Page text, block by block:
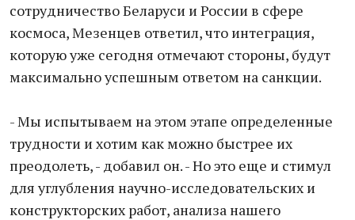
сотрудничество Беларуси и России в сфере
космоса, Мезенцев ответил, что интеграция,
которую уже сегодня отмечают стороны, будут
максимально успешным ответом на санкции.
- Мы испытываем на этом этапе определенные
трудности и хотим как можно быстрее их
преодолеть, - добавил он. - Но это еще и стимул
для углубления научно-исследовательских и
конструкторских работ, анализа нашего